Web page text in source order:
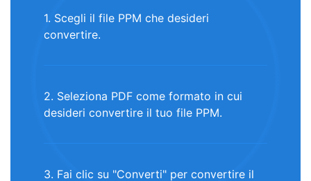
1. Scegli il file PPM che desideri
convertire.
2. Seleziona PDF come formato in cui
desideri convertire il tuo file PPM.
3. Fai clic su "Converti" per convertire il